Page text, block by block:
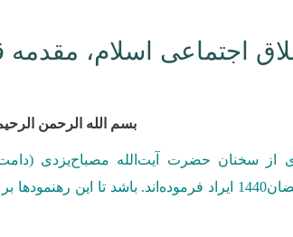
اجتماعی اسلام،
بسم الله الرحمن
از سخنان حضرت آیت‌الله مصباح‌یزدی
، مطابق با هفتم رمضان1440 ایراد فرموده‌اند.